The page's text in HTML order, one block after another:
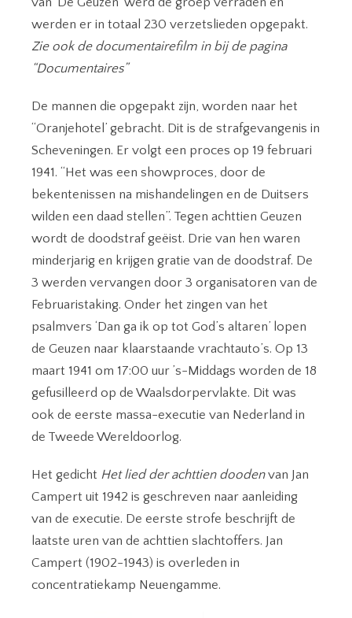
werden er in totaal 230 verzetslieden opgepakt.
Zie ook de documentairefilm in bij de pagina
“Documentaires”
De mannen die opgepakt zijn, worden naar het
“Oranjehotel’ gebracht. Dit is de strafgevangenis in
Scheveningen. Er volgt een proces op 19 februari
1941. “Het was een showproces, door de
bekentenissen na mishandelingen en de Duitsers
wilden een daad stellen”. Tegen achttien Geuzen
wordt de doodstraf geëist. Drie van hen waren
minderjarig en krijgen gratie van de doodstraf. De
3 werden vervangen door 3 organisatoren van de
Februaristaking. Onder het zingen van het
psalmvers ‘Dan ga ik op tot God’s altaren’ lopen
de Geuzen naar klaarstaande vrachtauto’s. Op 13
maart 1941 om 17:00 uur ’s-Middags worden de 18
gefusilleerd op de Waalsdorpervlakte. Dit was
ook de eerste massa-executie van Nederland in
de Tweede Wereldoorlog.
Het gedicht Het lied der achttien doodenvan Jan
Campert uit 1942 is geschreven naar aanleiding
van de executie. De eerste strofe beschrijft de
laatste uren van de achttien slachtoffers. Jan
Campert (1902-1943) is overleden in
concentratiekamp Neuengamme.